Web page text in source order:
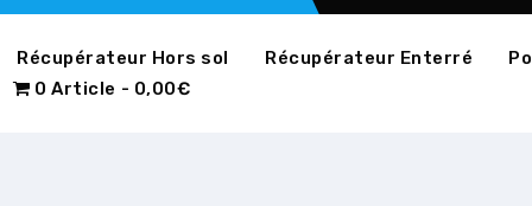
Récupérateur Hors sol Récupérateur Enterré
0 Article
0,00€